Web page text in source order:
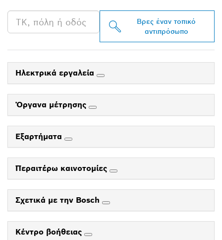
Βρες έναν τοπικό
αντιπρόσωπο
Ηλεκτρικά εργαλεία
Όργανα μέτρησης
Εξαρτήματα
Περαιτέρω καινοτομίες
Σχετικά με την Bosch
Κέντρο βοήθειας